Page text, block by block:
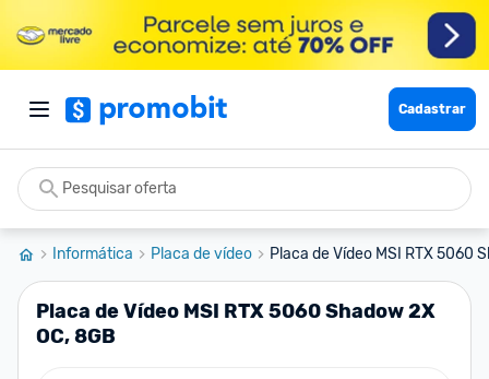
Cadastrar
Informática Placa de vídeo Placa de Vídeo MSI RTX 5060
Placa de Vídeo MSI RTX 5060 Shadow 2X
OC, 8GB